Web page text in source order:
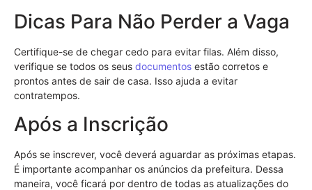
Dicas Para Não Perder a Vaga
Certifique-se de chegar cedo para evitar filas. Além disso,
verifique se todos os seus documentos estão corretos e
prontos antes de sair de casa. Isso ajuda a evitar
contratempos.
Após a Inscrição
Após se inscrever, você deverá aguardar as próximas etapas.
É importante acompanhar os anúncios da prefeitura. Dessa
maneira, você ficará por dentro de todas as atualizações do